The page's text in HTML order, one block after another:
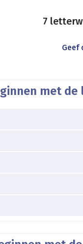
7
Geef
met